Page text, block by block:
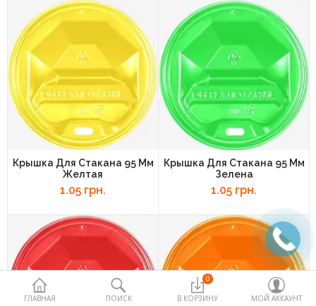
ГЛАВНАЯ ПОИСК
0
В КОРЗИНУ
МОЙ АККАУНТ
Крышка Для Стакана 95 Мм
Желтая
1.05 грн.
Крышка Для Стакана 95 Мм
Зелена
1.05 грн.
Пакеты полиэтиленовые и
термопакеты
Палочки и добавки для сладкой
ваты
Пищевые контейнеры
Посуда одноразовая
Продукты медицинского и
немедицинского назначения
Продукты питания для horeca
Товары для дома
Упаковка ,стаканы и сырье для
попкорна